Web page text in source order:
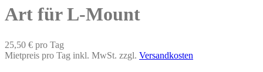
Art für L-Mount
25,50 € pro Tag
Mietpreis pro Tag inkl. MwSt. zzgl. Versandkosten